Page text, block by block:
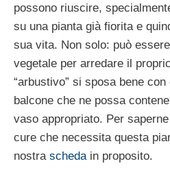
possono riuscire,
su una pianta già fiorita e
sua vita. Non solo: può
vegetale per arredare il
“arbustivo” si sposa bene
balcone che ne possa
vaso appropriato. Per
cure che necessita questa
nostra scheda in proposito.